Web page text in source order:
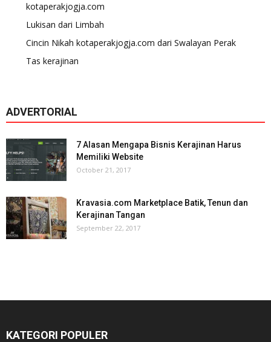
kotaperakjogja.com
Lukisan dari Limbah
Cincin Nikah kotaperakjogja.com dari Swalayan Perak
Tas kerajinan
ADVERTORIAL
7 Alasan Mengapa Bisnis Kerajinan Harus
Memiliki Website
October 21, 2017
Kravasia.com Marketplace Batik, Tenun dan
Kerajinan Tangan
September 22, 2017
KATEGORI POPULER